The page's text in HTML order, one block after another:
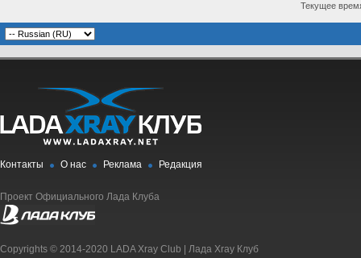
Текущее
Контакты О нас Реклама Редакция
Проект Официального Лада Клуба
Copyrights © 2014-2020 LADA Xray Club | Лада Xray Клуб